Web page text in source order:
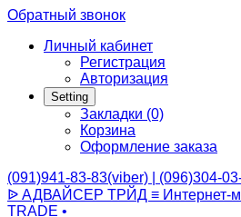
Обратный звонок
Личный кабинет
Регистрация
Авторизация
Setting
Закладки (0)
Корзина
Оформление заказа
(091)941-83-83(viber) | (096)304-
ᐉ АДВАЙСЕР ТРЙД ≡ Интернет-
TRADE •